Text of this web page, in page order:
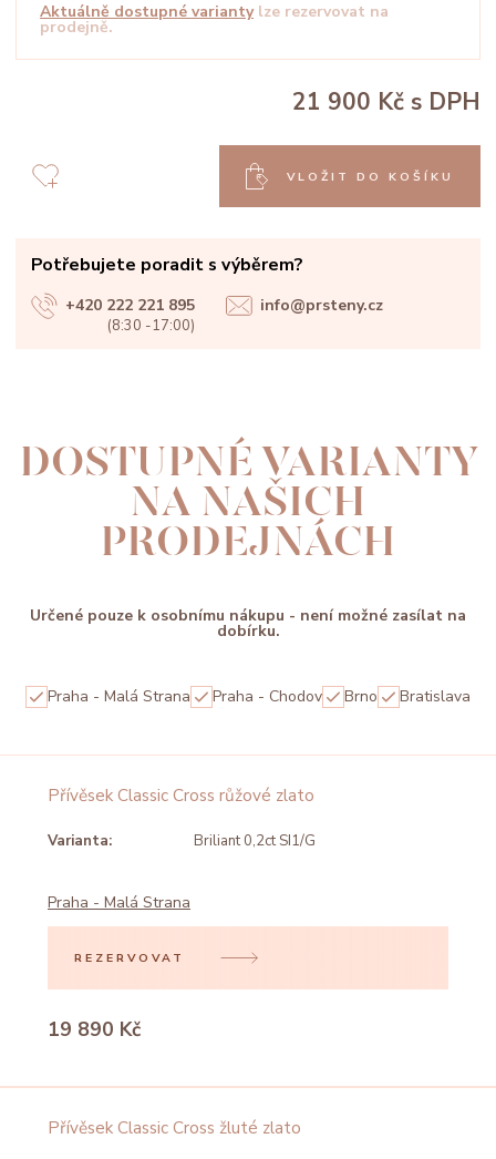
Aktuálně dostupné varianty lze rezervovat na
prodejně.
21 900 Kč s DPH
VLOŽIT DO KOŠÍKU
Potřebujete poradit s výběrem?
+420 222 221 895
(8:30 -17:00)
info@prsteny.cz
DOSTUPNÉ VARIANTY
NA NAŠICH
PRODEJNÁCH
Určené pouze k osobnímu nákupu - není možné zasílat na
dobírku.
Praha - Malá Strana Praha - Chodov Brno Bratislava
Přívěsek Classic Cross růžové zlato
Varianta: Briliant 0,2ct SI1/G
Praha - Malá Strana
REZERVOVAT
19 890 Kč
Přívěsek Classic Cross žluté zlato